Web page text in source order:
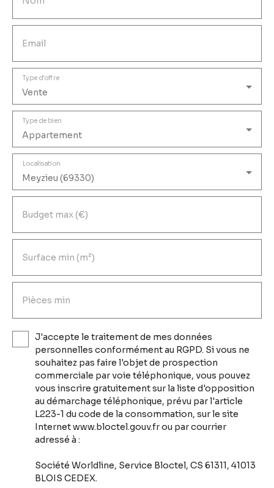
Email
Vente
Type d'offre
Appartement
Type de bien
Meyzieu (69330)
Localisation
Budget max (€)
Surface min (m²)
Pièces min
J'accepte le traitement de mes données
personnelles conformément au RGPD. Si vous ne
souhaitez pas faire l'objet de prospection
commerciale par voie téléphonique, vous pouvez
vous inscrire gratuitement sur la liste d'opposition
au démarchage téléphonique, prévu par l'article
L223-1 du code de la consommation, sur le site
Internet www.bloctel.gouv.fr ou par courrier
adressé à :
Société Worldline, Service Bloctel, CS 61311, 41013
BLOIS CEDEX.